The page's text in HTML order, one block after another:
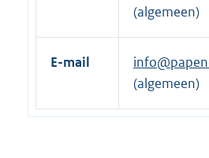
x
t
e
r
e
(algemeen)
E-mail
(algemeen)